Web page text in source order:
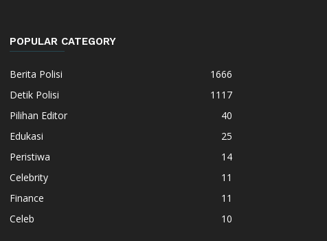
POPULAR CATEGORY
Berita Polisi
1666
Detik Polisi
1117
Pilihan Editor
40
Edukasi
25
Peristiwa
14
Celebrity
11
Finance
11
Celeb
10